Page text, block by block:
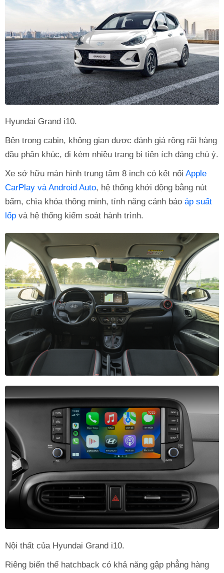
Hyundai Grand i10.
Bên trong cabin, không gian được đánh giá rộng rãi hàng
đầu phân khúc, đi kèm nhiều trang bị tiện ích đáng chú ý.
Xe sở hữu màn hình trung tâm 8 inch có kết nối Apple
CarPlay và Android Auto, hệ thống khởi động bằng nút
bấm, chìa khóa thông minh, tính năng cảnh báo áp suất
lốp và hệ thống kiểm soát hành trình.
Nội thất của Hyundai Grand i10.
Riêng biến thể hatchback có khả năng gập phẳng hàng